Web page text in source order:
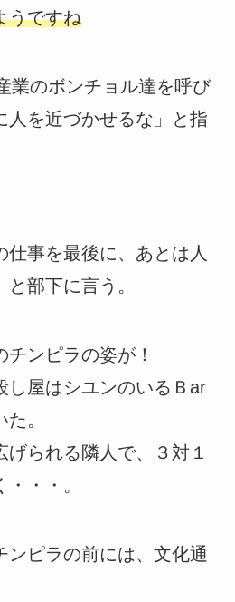
うですね
業のボンチョル達を呼び
人を近づかせるな」と指
仕事を最後に、あとは人
部下に言う。
ンピラの姿が！
し屋はシユンのいるＢar
。
られる隣人で、３対１
・・。
ンピラの前には、文化通